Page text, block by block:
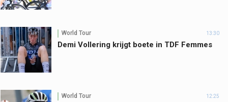
World Tour 13:30
Demi Vollering krijgt boete in TDF Femmes
World Tour 12:25